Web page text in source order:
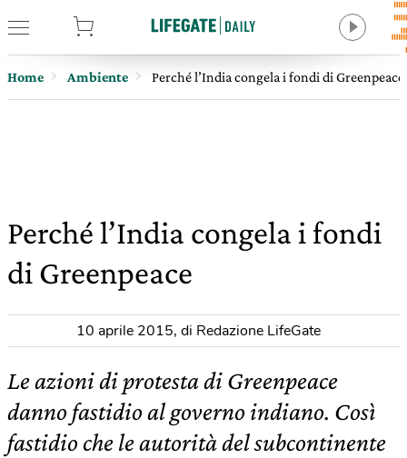
Home Ambiente Perché l’India congela i fondi di Greenpeace
Perché l’India congela i fondi
di Greenpeace
10 aprile 2015, di Redazione LifeGate
Le azioni di protesta di Greenpeace
danno fastidio al governo indiano. Così
fastidio che le autorità del subcontinente